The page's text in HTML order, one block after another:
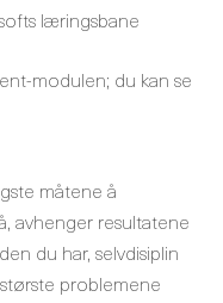
læringsbane
modulen; du kan se
måtene å
avhenger resultatene
du har, selvdisiplin
problemene